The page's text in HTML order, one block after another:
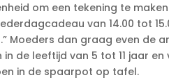
om een tekening te
van 14.00 tot
Moeders dan graag even de
in de leeftijd van 5 tot 11 jaar
in de spaarpot op tafel.